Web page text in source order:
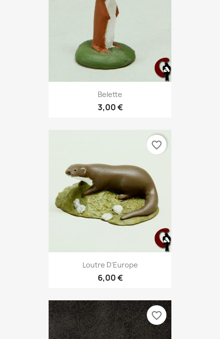
Belette
3,00 €
Loutre D'Europe
6,00 €
favorite_border
favorite_border